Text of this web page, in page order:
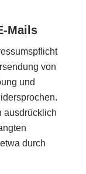
Mails
von
und
ausdrücklich
durch